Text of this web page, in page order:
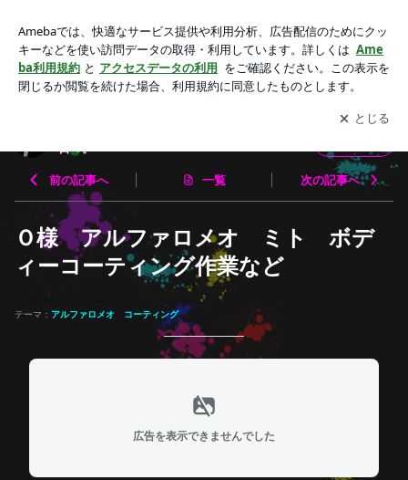
| グランツ店長 カーディティーリング職人の日々。
アプリをダウンロードして ブログの更新通知
を受け取りまし
ょう。
開く
日々。
前の記事へ 一覧 次の記事へ
Ｏ様 アルファロメオ ミト ボデ
ィーコーティング作業など
テーマ： アルファロメオ コーティング
広告を表示できませんでした